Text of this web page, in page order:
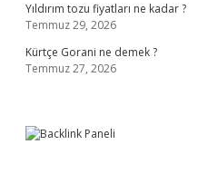
Yıldırım tozu fiyatları ne kadar ?
Temmuz 29, 2026
Kürtçe Gorani ne demek ?
Temmuz 27, 2026